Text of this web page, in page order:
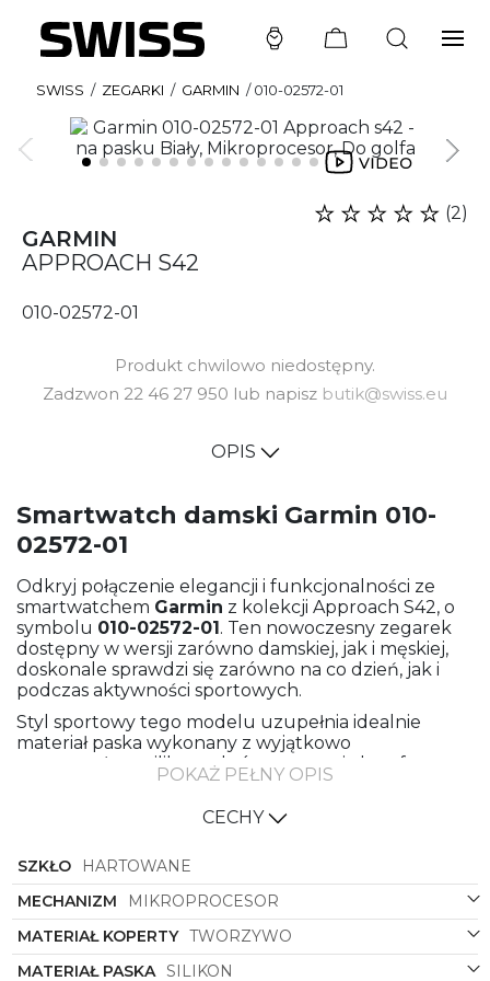
SWISS / ZEGARKI / GARMIN /010-02572-01
GARMIN
APPROACH S42
(2)
010-02572-01
Produkt chwilowo niedostępny.
Zadzwon 22 46 27 950 lub napisz butik@swiss.eu
OPIS
Smartwatch damski Garmin 010-
02572-01
Odkryj połączenie elegancji i funkcjonalności ze
smartwatchem Garmin z kolekcji Approach S42, o
symbolu 010-02572-01. Ten nowoczesny zegarek
dostępny w wersji zarówno damskiej, jak i męskiej,
doskonale sprawdzi się zarówno na co dzień, jak i
podczas aktywności sportowych.
Styl sportowy tego modelu uzupełnia idealnie
materiał paska wykonany z wyjątkowo
wytrzymałego silikonu, który zapewnia komfort
noszenia nawet podczas intensywnych treningów.
Klasyczna koperta z tworzywa i okrągły kształt
nadają zegarkowi eleganckiego charakteru, który
outfitami, jak i bardziej formalnymi stylizacjami.
Kolorystyka tego smartwatcha to połączenie
klasycznej bieli paska z nowoczesnym stalowym
kolorem koperty, co nadaje mu niepowtarzalnego
wyglądu. Wyświetlacz cyfrowy zapewnia czytelną
POKAŻ PEŁNY OPIS
CECHY
SZKŁO
HARTOWANE
MECHANIZM
MIKROPROCESOR
MATERIAŁ KOPERTY TWORZYWO
MATERIAŁ PASKA SILIKON